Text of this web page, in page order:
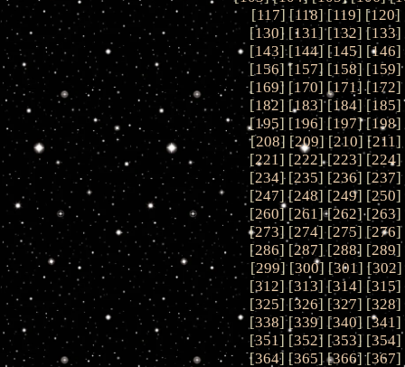
[117] [118] [119] [120]
[130] [131] [132] [133]
[143] [144] [145] [146]
[156] [157] [158] [159]
[169] [170] [171] [172]
[182] [183] [184] [185]
[195] [196] [197] [198]
[208] [209] [210] [211]
[221] [222] [223] [224]
[234] [235] [236] [237]
[247] [248] [249] [250]
[260] [261] [262] [263]
[273] [274] [275] [276]
[286] [287] [288] [289]
[299] [300] [301] [302]
[312] [313] [314] [315]
[325] [326] [327] [328]
[338] [339] [340] [341]
[351] [352] [353] [354]
[364] [365] [366] [367]